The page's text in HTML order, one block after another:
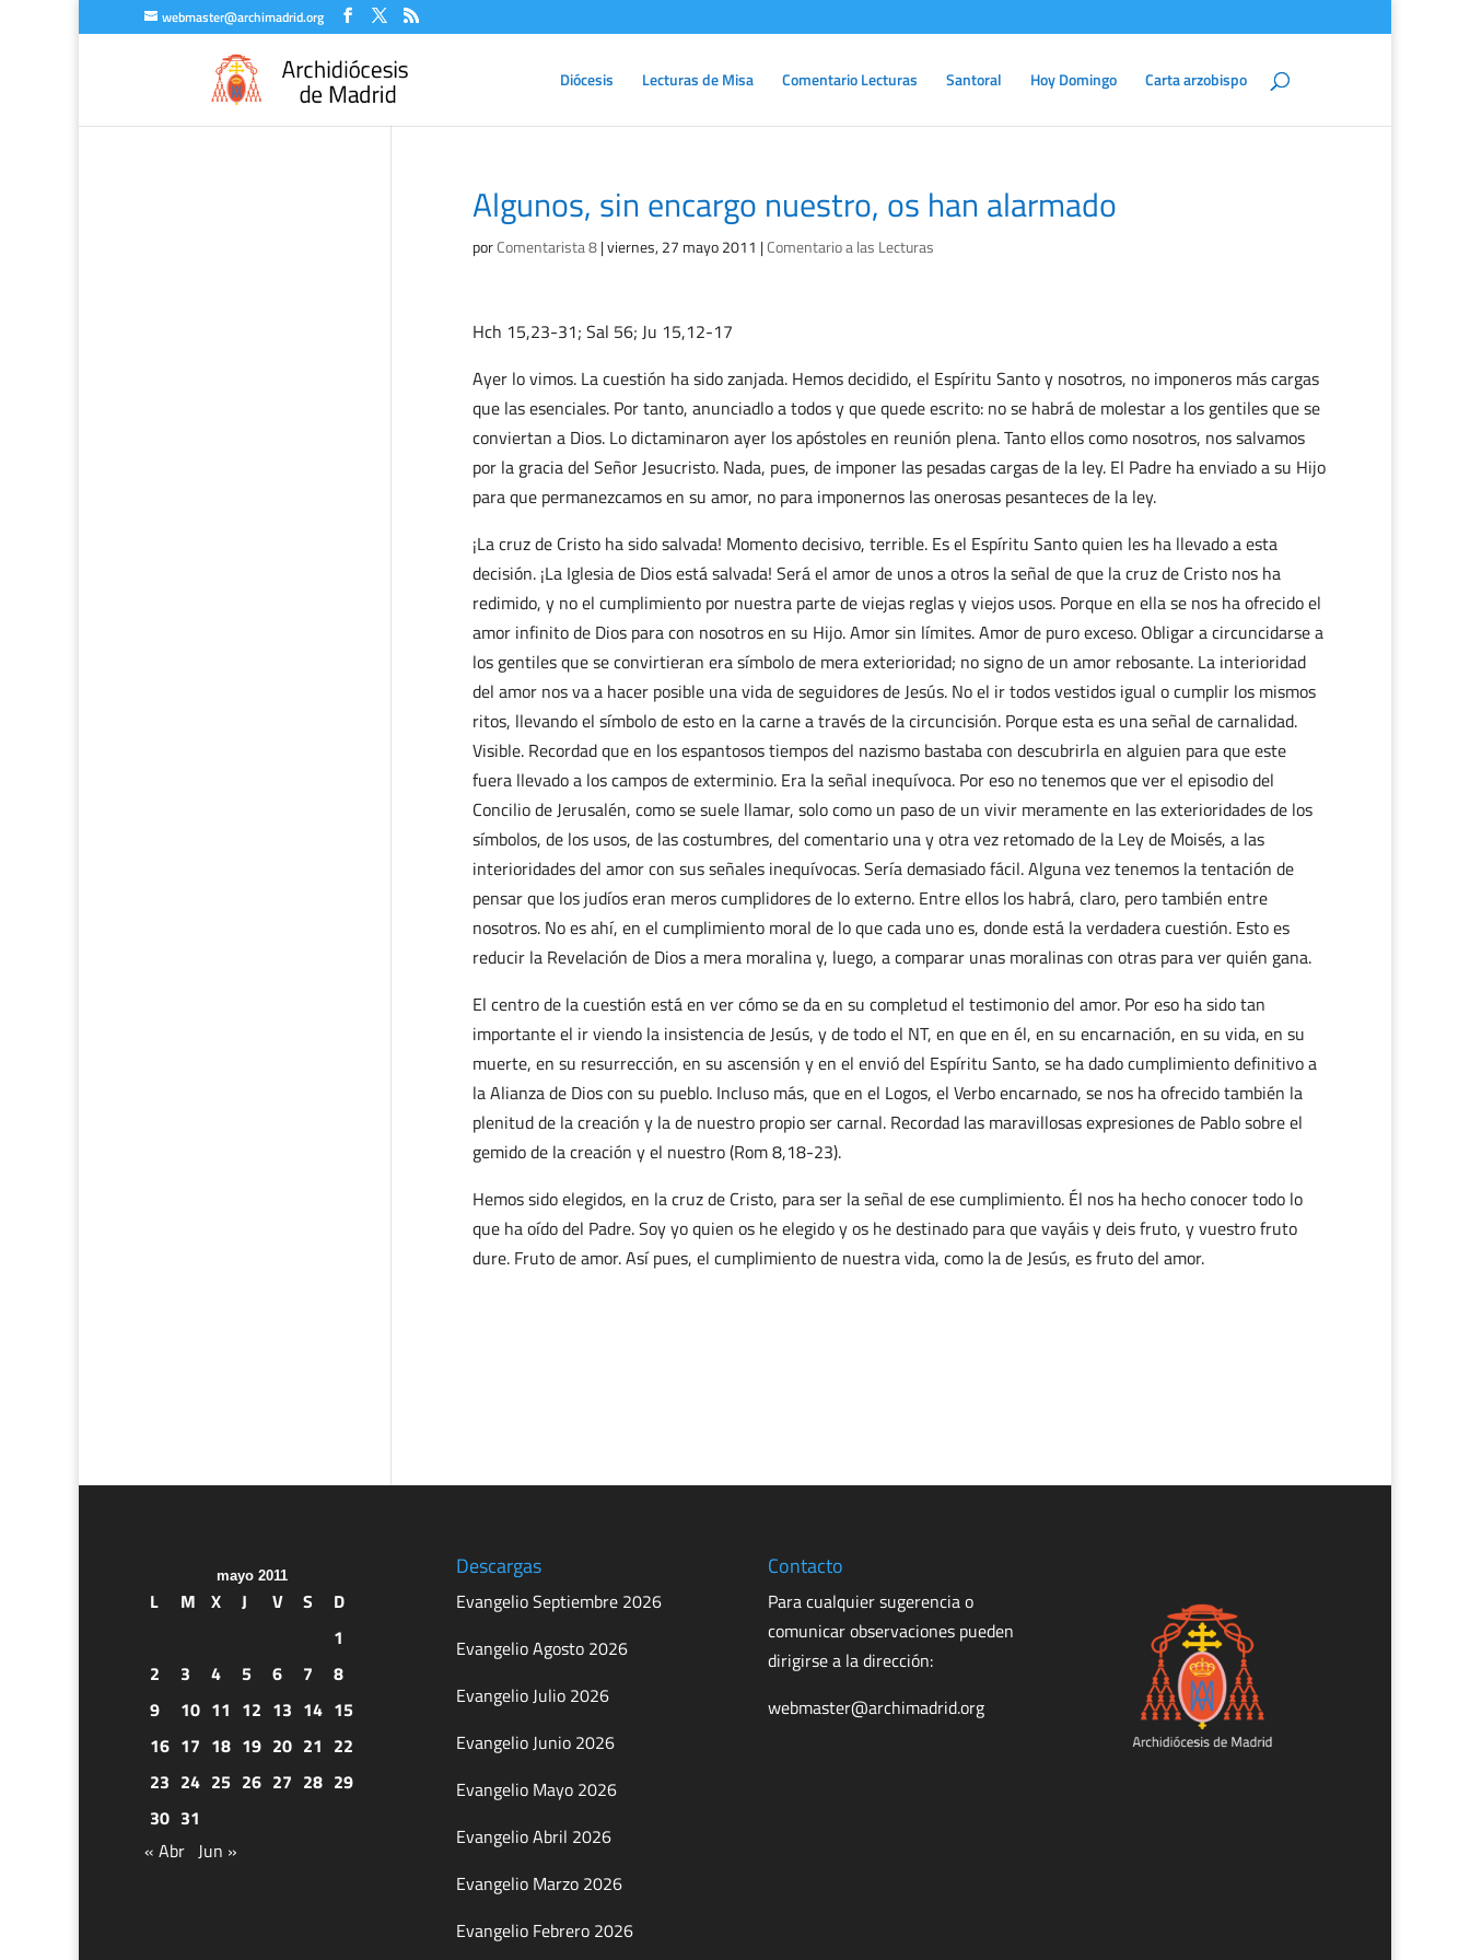
webmaster@archimadrid.org
Diócesis Lecturas de Misa Comentario Lecturas Santoral Hoy Domingo Carta arzobispo
Algunos, sin encargo nuestro, os han alarmado
porComentarista 8|viernes, 27 mayo 2011 |Comentario a las Lecturas
Hch 15,23-31; Sal 56; Ju 15,12-17
Ayer lo vimos. La cuestión ha sido zanjada. Hemos decidido, el Espíritu Santo y nosotros, no imponeros más cargas
que las esenciales. Por tanto, anunciadlo a todos y que quede escrito: no se habrá de molestar a los gentiles que se
conviertan a Dios. Lo dictaminaron ayer los apóstoles en reunión plena. Tanto ellos como nosotros, nos salvamos
por la gracia del Señor Jesucristo. Nada, pues, de imponer las pesadas cargas de la ley. El Padre ha enviado a su Hijo
para que permanezcamos en su amor, no para imponernos las onerosas pesanteces de la ley.
¡La cruz de Cristo ha sido salvada! Momento decisivo, terrible. Es el Espíritu Santo quien les ha llevado a esta
decisión. ¡La Iglesia de Dios está salvada! Será el amor de unos a otros la señal de que la cruz de Cristo nos ha
redimido, y no el cumplimiento por nuestra parte de viejas reglas y viejos usos. Porque en ella se nos ha ofrecido el
amor infinito de Dios para con nosotros en su Hijo. Amor sin límites. Amor de puro exceso. Obligar a circuncidarse a
los gentiles que se convirtieran era símbolo de mera exterioridad; no signo de un amor rebosante. La interioridad
del amor nos va a hacer posible una vida de seguidores de Jesús. No el ir todos vestidos igual o cumplir los mismos
ritos, llevando el símbolo de esto en la carne a través de la circuncisión. Porque esta es una señal de carnalidad.
Visible. Recordad que en los espantosos tiempos del nazismo bastaba con descubrirla en alguien para que este
fuera llevado a los campos de exterminio. Era la señal inequívoca. Por eso no tenemos que ver el episodio del
Concilio de Jerusalén, como se suele llamar, solo como un paso de un vivir meramente en las exterioridades de los
símbolos, de los usos, de las costumbres, del comentario una y otra vez retomado de la Ley de Moisés, a las
interioridades del amor con sus señales inequívocas. Sería demasiado fácil. Alguna vez tenemos la tentación de
pensar que los judíos eran meros cumplidores de lo externo. Entre ellos los habrá, claro, pero también entre
nosotros. No es ahí, en el cumplimiento moral de lo que cada uno es, donde está la verdadera cuestión. Esto es
reducir la Revelación de Dios a mera moralina y, luego, a comparar unas moralinas con otras para ver quién gana.
El centro de la cuestión está en ver cómo se da en su completud el testimonio del amor. Por eso ha sido tan
importante el ir viendo la insistencia de Jesús, y de todo el NT, en que en él, en su encarnación, en su vida, en su
muerte, en su resurrección, en su ascensión y en el envió del Espíritu Santo, se ha dado cumplimiento definitivo a
la Alianza de Dios con su pueblo. Incluso más, que en el Logos, el Verbo encarnado, se nos ha ofrecido también la
plenitud de la creación y la de nuestro propio ser carnal. Recordad las maravillosas expresiones de Pablo sobre el
gemido de la creación y el nuestro (Rom 8,18-23).
Hemos sido elegidos, en la cruz de Cristo, para ser la señal de ese cumplimiento. Él nos ha hecho conocer todo lo
que ha oído del Padre. Soy yo quien os he elegido y os he destinado para que vayáis y deis fruto, y vuestro fruto
dure. Fruto de amor. Así pues, el cumplimiento de nuestra vida, como la de Jesús, es fruto del amor.
mayo 2011
L M X J V S
D
1
2
3 4 5 6 7
8
9
10 11 12 13 14 15
16 17 18 19 20 21 22
23 24 25 26 27 28 29
30 31
« Abr Jun »
Descargas
Evangelio Septiembre 2026
Evangelio Agosto 2026
Evangelio Julio 2026
Evangelio Junio 2026
Evangelio Mayo 2026
Evangelio Abril 2026
Evangelio Marzo 2026
Evangelio Febrero 2026
Contacto
Para cualquier sugerencia o
comunicar observaciones pueden
dirigirse a la dirección:
webmaster@archimadrid.org